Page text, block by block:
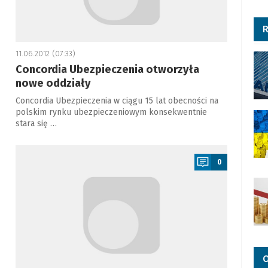
11.06.2012 (07:33)
Concordia Ubezpieczenia otworzyła
nowe oddziały
Concordia Ubezpieczenia w ciągu 15 lat obecności na
polskim rynku ubezpieczeniowym konsekwentnie
stara się …
0